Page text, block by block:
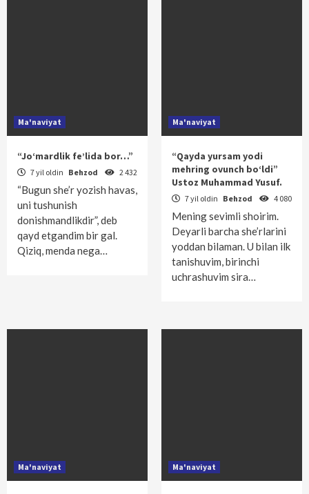
Ma'naviyat
“Jo‘mardlik fe’lida bor…”
7 yil oldin Behzod 2 432
“Bugun she’r yozish havas,
uni tushunish
donishmandlikdir”, deb
qayd etgandim bir gal.
Qiziq, menda nega…
Ma'naviyat
“Qayda yursam yodi
mehring ovunch bo‘ldi”
Ustoz Muhammad Yusuf.
7 yil oldin Behzod 4 080
Mening sevimli shoirim.
Deyarli barcha she’rlarini
yoddan bilaman. U bilan ilk
tanishuvim, birinchi
uchrashuvim sira…
Ma'naviyat Ma'naviyat